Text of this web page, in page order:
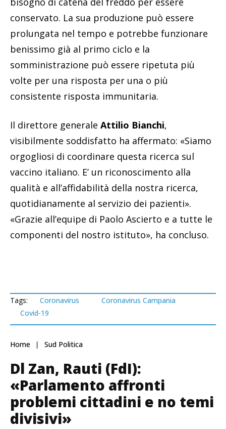
conservato. La sua produzione può essere
prolungata nel tempo e potrebbe funzionare
benissimo già al primo ciclo e la
somministrazione può essere ripetuta più
volte per una risposta per una o più
consistente risposta immunitaria.
Il direttore generale Attilio Bianchi,
visibilmente soddisfatto ha affermato: «Siamo
orgogliosi di coordinare questa ricerca sul
vaccino italiano. E’ un riconoscimento alla
qualità e all’affidabilità della nostra ricerca,
quotidianamente al servizio dei pazienti».
«Grazie all’equipe di Paolo Ascierto e a tutte le
componenti del nostro istituto», ha concluso.
Tags: Coronavirus
Coronavirus Campania
Covid-19
Home Sud Politica
Dl Zan, Rauti (FdI):
«Parlamento affronti
problemi cittadini e no temi
divisivi»